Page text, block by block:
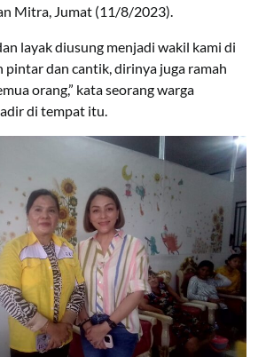
Mitra, Jumat (11/8/2023).
layak diusung menjadi wakil kami di
pintar dan cantik, dirinya juga ramah
orang,” kata seorang warga
di tempat itu.